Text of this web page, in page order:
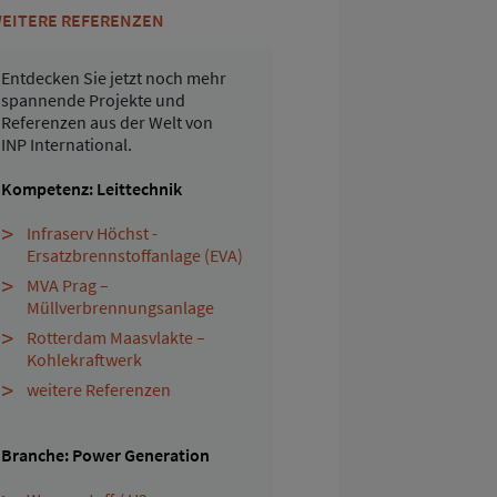
REFERENZEN
Entdecken Sie jetzt noch mehr
spannende Projekte und
Referenzen aus der Welt von
INP International.
Kompetenz: Leittechnik
Infraserv Höchst -
Ersatzbrennstoffanlage (EVA)
MVA Prag –
Müllverbrennungsanlage
Rotterdam Maasvlakte –
Kohlekraftwerk
weitere Referenzen
Branche: Power Generation